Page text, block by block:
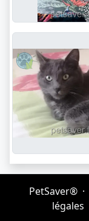
PetSaver® ·
légales